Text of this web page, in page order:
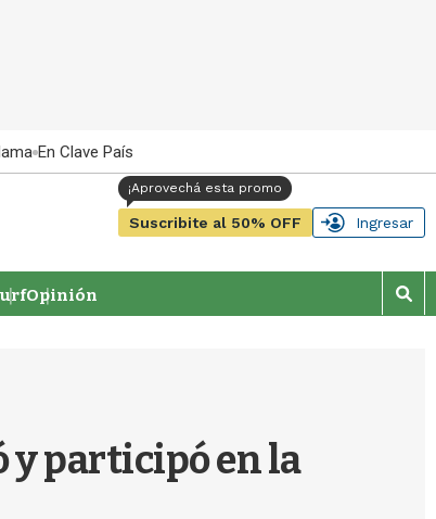
En Clave País
Suscribite al 50% OFF Ingresar
Opinión
M
o
y participó en la